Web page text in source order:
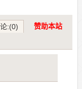
:(0) 赞助本站